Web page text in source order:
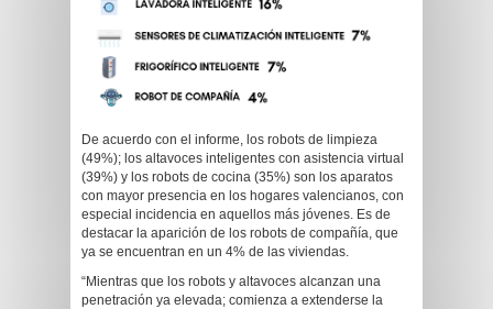
De acuerdo con el informe, los robots de limpieza
(49%); los altavoces inteligentes con asistencia virtual
(39%) y los robots de cocina (35%) son los aparatos
con mayor presencia en los hogares valencianos, con
especial incidencia en aquellos más jóvenes. Es de
destacar la aparición de los robots de compañía, que
ya se encuentran en un 4% de las viviendas.
“Mientras que los robots y altavoces alcanzan una
penetración ya elevada; comienza a extenderse la